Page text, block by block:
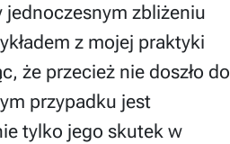
jednoczesnym zbliżeniu
z mojej praktyki
że przecież nie doszło do
przypadku jest
tylko jego skutek w